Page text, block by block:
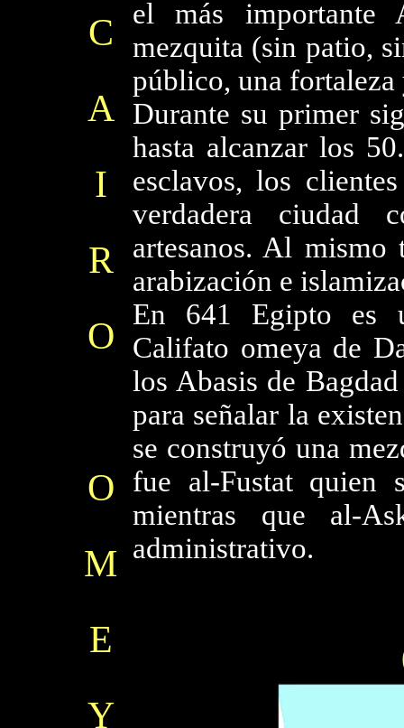
C
A
I
R
O
O
M
E
Y
el más importante
mezquita (sin patio,
público, una
Durante su primer
hasta alcanzar los
esclavos, los
verdadera ciudad
artesanos. Al
arabización e
En 641 Egipto es
Califato omeya de
los Abasis de
para señalar la
se construyó una
fue al-Fustat quien
mientras que al-
administrativo.